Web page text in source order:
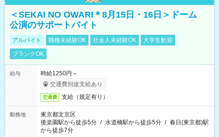
＜SEKAI NO OWARI＊8月15日・16日＞ドーム
公演のサポートバイト
アルバイト 職種未経験OK 社会人未経験OK
大学生歓迎
ブランクOK
給与
時給1250円～
交通費別途支給あり
交通費 支給（規定有り）
勤務地
東京都文京区
後楽園駅から徒歩5分 / 水道橋駅から徒歩5分 / 春日(東京都)駅
から徒歩7分